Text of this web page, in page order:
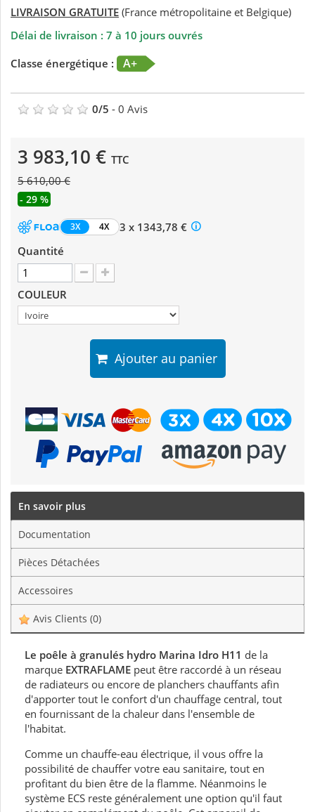
LIVRAISON GRATUITE (France métropolitaine et Belgique)
Délai de livraison : 7 à 10 jours ouvrés
Classe énergétique :
A+
0/5 - 0 Avis
3 983,10 € TTC
5 610,00 €
- 29 %
3X 4X
3 x 1343,78 €
Quantité
COULEUR
Ajouter au panier
En savoir plus
Documentation
Pièces Détachées
Accessoires
Avis Clients (0)
Le poêle à granulés hydro Marina Idro H11 de la
marque EXTRAFLAME peut être raccordé à un réseau
de radiateurs ou encore de planchers chauffants afin
d'apporter tout le confort d'un chauffage central, tout
en fournissant de la chaleur dans l'ensemble de
l'habitat.
Comme un chauffe-eau électrique, il vous offre la
possibilité de chauffer votre eau sanitaire, tout en
profitant du bien être de la flamme. Néanmoins le
système ECS reste généralement une option qu'il faut